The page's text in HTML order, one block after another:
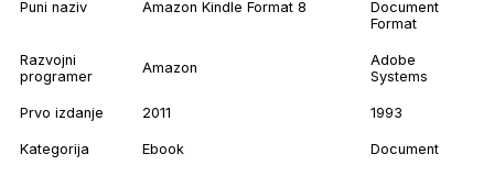
Puni naziv Amazon Kindle Format 8
Document
Format
Razvojni
programer
Amazon
Adobe
Systems
Prvo izdanje 2011 1993
Kategorija Ebook Document